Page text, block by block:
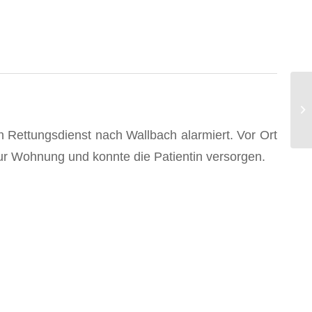
nach Wallbach alarmiert. Vor Ort
Wohnung und konnte die Patientin versorgen.